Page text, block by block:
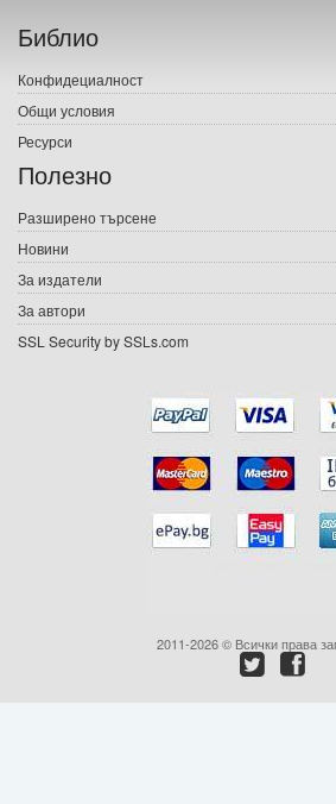
Печатни книги
Електронни книги
Е-списания
Подаръци
Ваучери
Библио
Конфидециалност
Общи условия
Ресурси
Полезно
Разширено търсене
Новини
За издатели
За автори
SSL Security by SSLs.com
2011-2026 © Всички права